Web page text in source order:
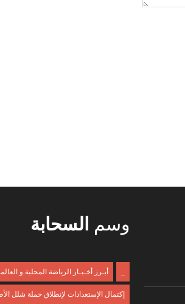
وسم السحابة
أبـرز أخـبـار الرياضة المحلية و
إكتمال الإستعدادات لإنطلاق حملة شلل